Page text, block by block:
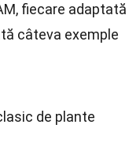
fiecare adaptată
câteva exemple
de plante